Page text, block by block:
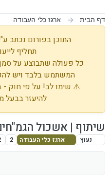
דף הבית ארגז כלי העבודה
התוכן בפורום נכתב
תחליף
כל פעולה שתבוצע על
המשתמש בלבד ויש
⚠️ שימו לב! על פי חוק -
להיעזר בבעל
שיתוף | אשכול
נעוץ ארגז כלי העבודה 2